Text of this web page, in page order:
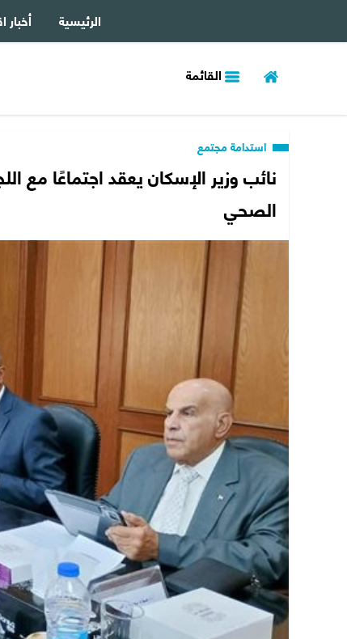
الرئيسية أخبار
القائمة
استدامة مجتمع
نائب وزير الإسكان يعقد اجتماعًا مع
الصحي